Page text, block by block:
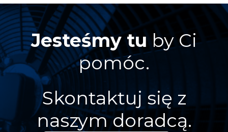
Jesteśmy tu by Ci
pomóc.
Skontaktuj się z
naszym doradcą.